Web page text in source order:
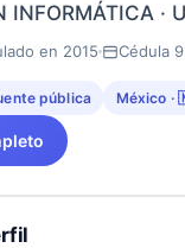
INFORMÁTICA ·
en 2015 Cédula
pública México